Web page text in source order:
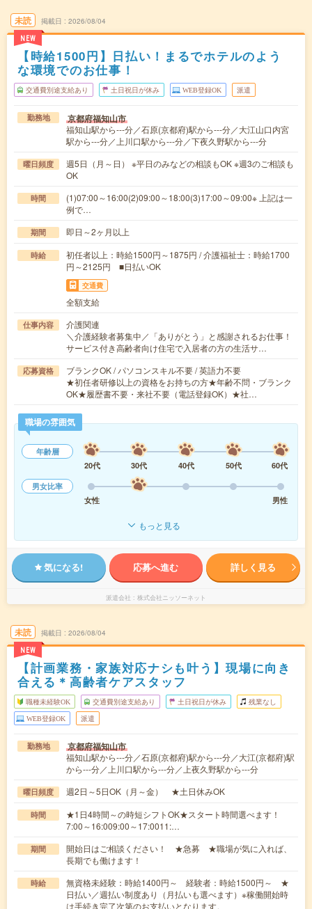
未読
NEW
掲載日 2026/08/04
【時給1500円】日払い！まるでホテルのよう
な環境でのお仕事！
交通費別途支給あり 土日祝日が休み WEB登録OK 派遣
勤務地 京都府福知山市
福知山駅から---分／石原(京都府)駅から---分／大江山口内宮
駅から---分／上川口駅から---分／下夜久野駅から---分
曜日頻度
週5日（月～日） ※平日のみなどの相談もOK ※週3のご相談も
OK
時間
(1)07:00～16:00(2)09:00～18:00(3)17:00～09:00※ 上記は一
例で…
期間 即日～2ヶ月以上
時給
初任者以上：時給1500円～1875円 / 介護福祉士：時給1700
円～2125円 ■日払いOK
交通費
全額支給
仕事内容
介護関連
＼介護経験者募集中／「ありがとう」と感謝されるお仕事！
サービス付き高齢者向け住宅で入居者の方の生活サ…
応募資格
ブランクOK / パソコンスキル不要 / 英語力不要
★初任者研修以上の資格をお持ちの方★年齢不問・ブランク
OK★履歴書不要・来社不要（電話登録OK）★社…
職場の雰囲気
年齢層
20代
30代 40代 50代
60代
男女比率
女性
男性
もっと見る
気になる! 応募へ進む 詳しく見る
派遣会社 株式会社ニッソーネット
未読
NEW
掲載日 2026/08/04
【計画業務・家族対応ナシも叶う】現場に向き
合える＊高齢者ケアスタッフ
職種未経験OK 交通費別途支給あり 土日祝日が休み 残業なし
WEB登録OK 派遣
勤務地 京都府福知山市
福知山駅から---分／石原(京都府)駅から---分／大江(京都府)駅
から---分／上川口駅から---分／上夜久野駅から---分
曜日頻度 週2日～5日OK（月～金） ★土日休みOK
時間
★1日4時間～の時短シフトOK★スタート時間選べます！
7:00～16:009:00～17:0011:…
期間
開始日はご相談ください！ ★急募 ★職場が気に入れば、
長期でも働けます！
時給
無資格未経験：時給1400円～ 経験者：時給1500円～ ★
日払い／週払い制度あり（月払いも選べます）※稼働開始時
は手続き完了次第のお支払いとなります。